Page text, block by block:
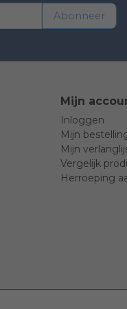
Abonneer
Mijn
Inloggen
Mijn
Mijn
Vergelijk
Herroeping